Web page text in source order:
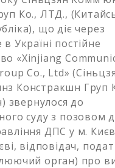
Ко., ЛТД.,
що діє через
Україні постійне
«Xinjiang
Co., Ltd»
Констракшн Груп
звернулося до
суду з позовом
ДПС у м.
відповідач,
орган) про